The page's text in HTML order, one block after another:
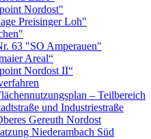
Nordost"
Preisinger Loh"
63 "SO Amperauen"
Areal“
Nordost II“
– Teilbereich
und Industriestraße
Gereuth Nordost
Niederambach Süd